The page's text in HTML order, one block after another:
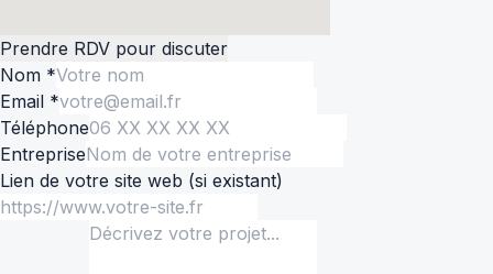
Prendre RDV pour discuter
Nom *
Email *
Téléphone
Entreprise
Lien de votre site web (si existant)